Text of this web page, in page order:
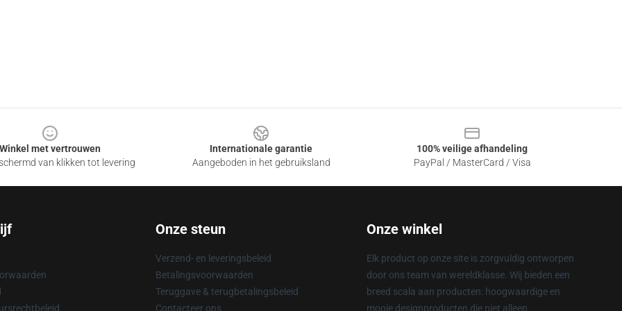
Winkel met vertrouwen
van klikken tot levering
Internationale garantie
Aangeboden in het gebruiksland
100% veilige afhandeling
PayPal / MasterCard / Visa
Onze steun
Verzend- en leveringsbeleid
Betalingsvoorwaarden
Teruggave & terugbetalingsbeleid
Contacteer ons
Onze winkel
Elk product op onze site is zorgvuldig ontworpen
door ons team van wereldklasse. Wij bieden een
breed scala aan producten: hoogwaardige en
mooie designproducten die niet alleen